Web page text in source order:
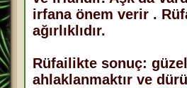
irfana önem verir .
ağırlıklıdır.
Rüfailikte sonuç:
ahlaklanmaktır ve